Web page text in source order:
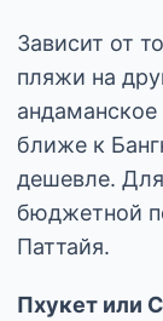
Зависит от
пляжи на
ближе к
дешевле.
бюджетной
Паттайя.
Пхукет или